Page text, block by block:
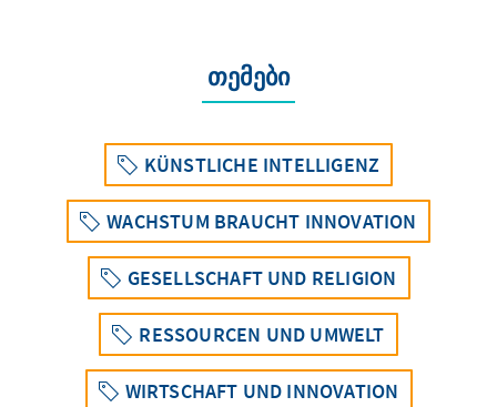
თემები
KÜNSTLICHE INTELLIGENZ
WACHSTUM BRAUCHT INNOVATION
GESELLSCHAFT UND RELIGION
RESSOURCEN UND UMWELT
WIRTSCHAFT UND INNOVATION